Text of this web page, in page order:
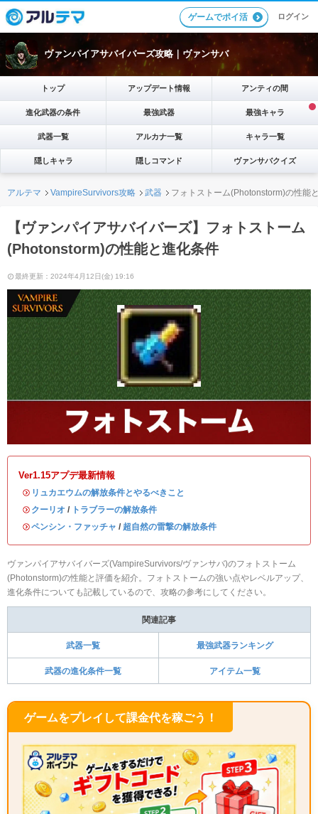
ゲームでポイ活 ログイン
ヴァンパイアサバイバーズ攻略｜ヴァンサバ
トップ アップデート情報 アンティの間
進化武器の条件 最強武器 最強キャラ
武器一覧 アルカナ一覧 キャラ一覧
隠しキャラ 隠しコマンド ヴァンサバクイズ
アルテマ VampireSurvivors攻略 武器 フォトストーム(Photonstorm)の性能
【ヴァンパイアサバイバーズ】フォトストーム
(Photonstorm)の性能と進化条件
最終更新：2024年4月12日(金) 19:16
Ver1.15アプデ最新情報
・ リュカエウムの解放条件とやるべきこと
・ クーリオ / トラブラーの解放条件
・ペンシン・ファッチャ / 超自然の雷撃の解放条件
ヴァンパイアサバイバーズ(VampireSurvivors/ヴァンサバ)のフォトストーム
(Photonstorm)の性能と評価を紹介。フォトストームの強い点やレベルアップ、
進化条件についても記載しているので、攻略の参考にしてください。
関連記事
武器一覧 最強武器ランキング
武器の進化条件一覧 アイテム一覧
ゲームをプレイして課金代を稼ごう！